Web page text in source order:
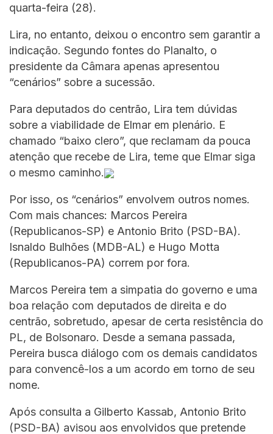
quarta-feira (28).
Lira, no entanto, deixou o encontro sem garantir a
indicação. Segundo fontes do Planalto, o
presidente da Câmara apenas apresentou
“cenários” sobre a sucessão.
Para deputados do centrão, Lira tem dúvidas
sobre a viabilidade de Elmar em plenário. E
chamado “baixo clero”, que reclamam da pouca
atenção que recebe de Lira, teme que Elmar siga
o mesmo caminho.
Por isso, os “cenários” envolvem outros nomes.
Com mais chances: Marcos Pereira
(Republicanos-SP) e Antonio Brito (PSD-BA).
Isnaldo Bulhões (MDB-AL) e Hugo Motta
(Republicanos-PA) correm por fora.
Marcos Pereira tem a simpatia do governo e uma
boa relação com deputados de direita e do
centrão, sobretudo, apesar de certa resistência do
PL, de Bolsonaro. Desde a semana passada,
Pereira busca diálogo com os demais candidatos
para convencê-los a um acordo em torno de seu
nome.
Após consulta a Gilberto Kassab, Antonio Brito
(PSD-BA) avisou aos envolvidos que pretende